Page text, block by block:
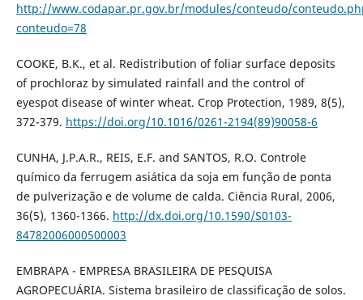
http://www.codapar.pr.gov.br/modules/conteudo/
conteudo=78
COOKE, B.K., et al. Redistribution of foliar surface deposits
of prochloraz by simulated rainfall and the control of
eyespot disease of winter wheat. Crop Protection, 1989, 8(5),
372-379. https://doi.org/10.1016/0261-2194(89)90058-6
CUNHA, J.P.A.R., REIS, E.F. and SANTOS, R.O. Controle
químico da ferrugem asiática da soja em função de ponta
de pulverização e de volume de calda. Ciência Rural, 2006,
36(5), 1360-1366. http://dx.doi.org/10.1590/S0103-
84782006000500003
EMBRAPA - EMPRESA BRASILEIRA DE PESQUISA
AGROPECUÁRIA. Sistema brasileiro de classificação de solos.